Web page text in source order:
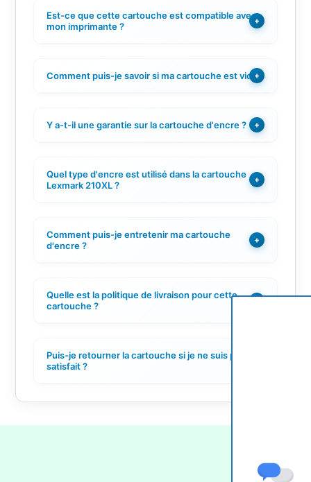
Est-ce que cette cartouche est compatible avec
mon imprimante ?
+
Comment puis-je savoir si ma cartouche est vide ?
+
Y a-t-il une garantie sur la cartouche d'encre ? +
Quel type d'encre est utilisé dans la cartouche
Lexmark 210XL ?
+
Comment puis-je entretenir ma cartouche
d'encre ?
+
Quelle est la politique de livraison pour cette
cartouche ?
+
Puis-je retourner la cartouche si je ne suis pas
satisfait ?